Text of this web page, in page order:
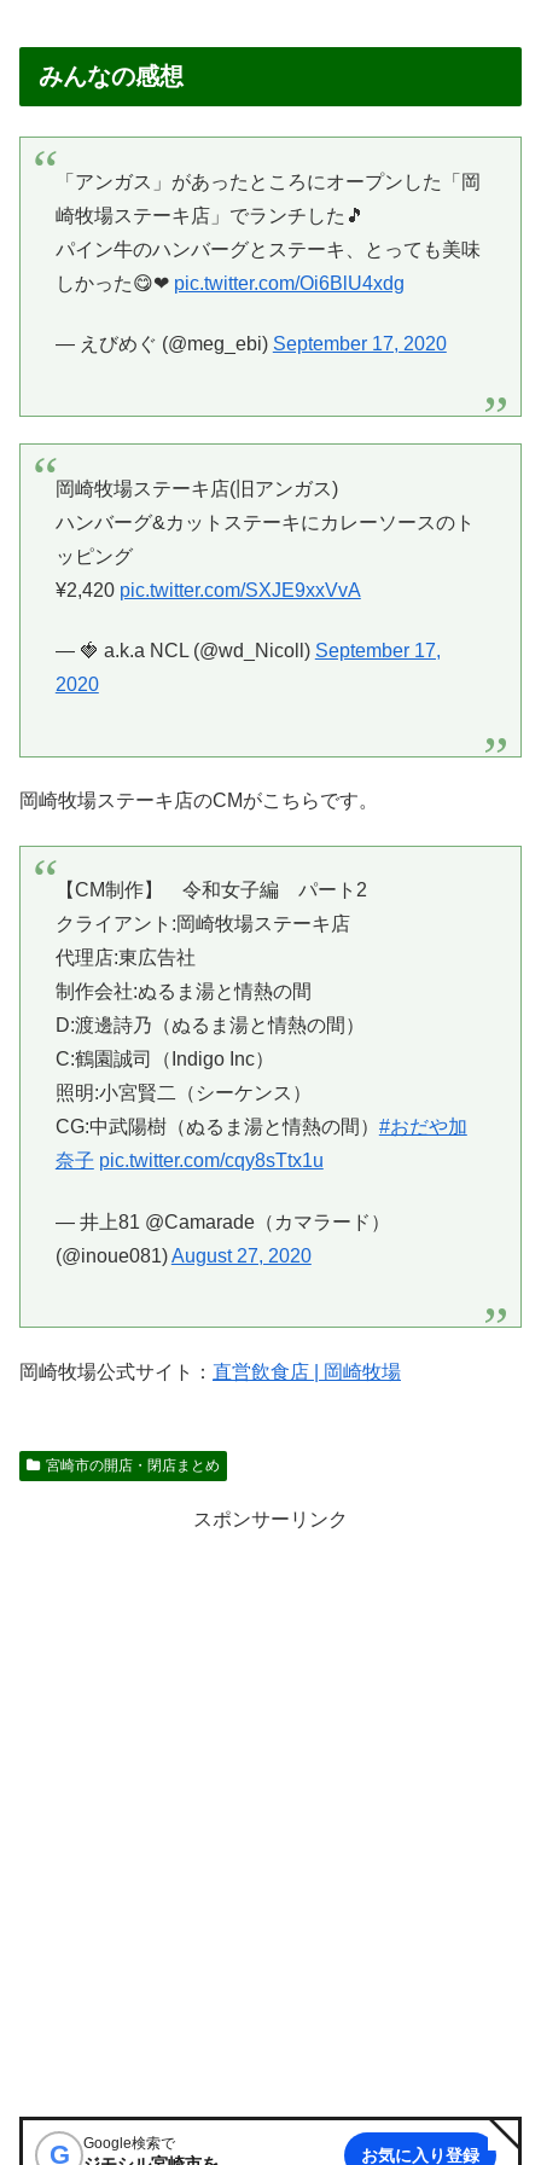
みんなの感想
「アンガス」があったところにオープンした「岡
崎牧場ステーキ店」でランチした🎵
パイン牛のハンバーグとステーキ、とっても美味
しかった😋❤ pic.twitter.com/Oi6BlU4xdg
— えびめぐ (@meg_ebi) September 17, 2020
岡崎牧場ステーキ店(旧アンガス)
ハンバーグ&カットステーキにカレーソースのト
ッピング
¥2,420 pic.twitter.com/SXJE9xxVvA
— 🍓 a.k.a NCL (@wd_Nicoll) September 17,
2020
岡崎牧場ステーキ店のCMがこちらです。
【CM制作】 令和女子編 パート2
クライアント:岡崎牧場ステーキ店
代理店:東広告社
制作会社:ぬるま湯と情熱の間
D:渡邊詩乃（ぬるま湯と情熱の間）
C:鶴園誠司（Indigo Inc）
照明:小宮賢二（シーケンス）
CG:中武陽樹（ぬるま湯と情熱の間） #おだや加
奈子 pic.twitter.com/cqy8sTtx1u
— 井上81 @Camarade（カマラード）
(@inoue081)August 27, 2020
岡崎牧場公式サイト： 直営飲食店 | 岡崎牧場
宮崎市の開店・閉店まとめ
スポンサーリンク
G Google検索で
お気に入り登録